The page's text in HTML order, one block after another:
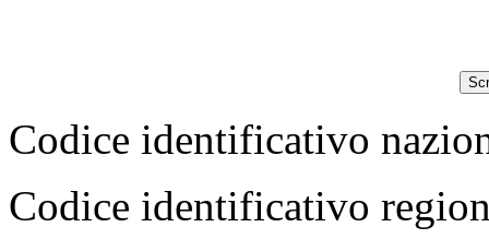
Codice identificativo
Codice identificativo